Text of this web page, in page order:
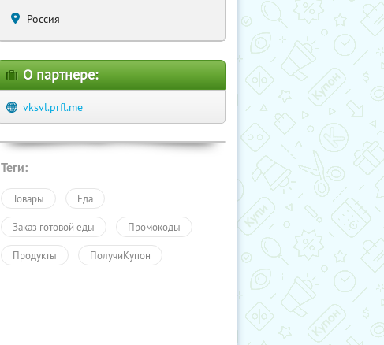
Россия
О партнере:
vksvl.prfl.me
Теги:
Товары Еда
Заказ готовой еды Промокоды
Продукты ПолучиКупон